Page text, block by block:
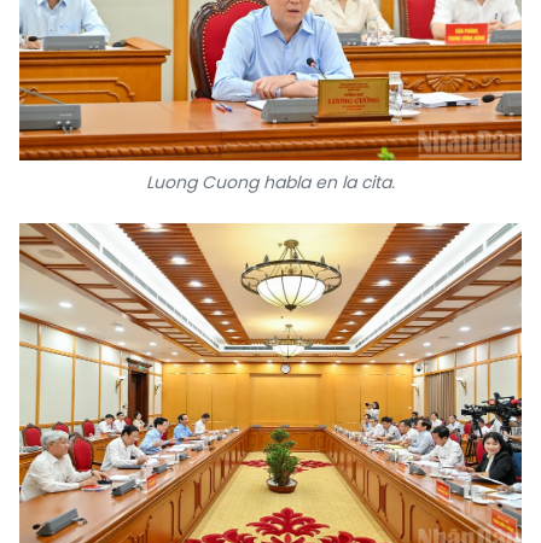
Luong Cuong habla en la cita.